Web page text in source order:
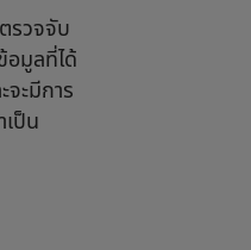
รวจจับ
อมูลที่ได้
จะมีการ
ป็น